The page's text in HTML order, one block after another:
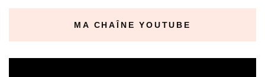
MA CHAÎNE YOUTUBE